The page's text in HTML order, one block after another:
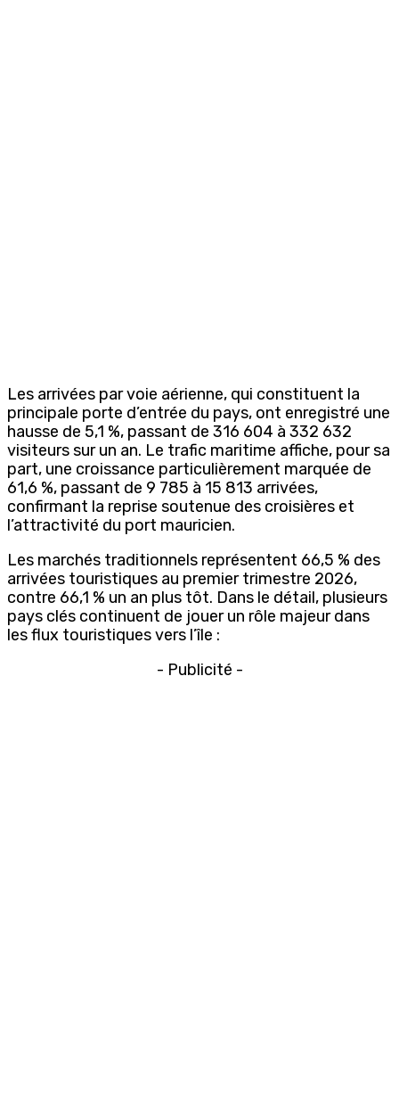
Les arrivées par voie aérienne, qui constituent la
principale porte d’entrée du pays, ont enregistré une
hausse de 5,1 %, passant de 316 604 à 332 632
visiteurs sur un an. Le trafic maritime affiche, pour sa
part, une croissance particulièrement marquée de
61,6 %, passant de 9 785 à 15 813 arrivées,
confirmant la reprise soutenue des croisières et
l’attractivité du port mauricien.
Les marchés traditionnels représentent 66,5 % des
arrivées touristiques au premier trimestre 2026,
contre 66,1 % un an plus tôt. Dans le détail, plusieurs
pays clés continuent de jouer un rôle majeur dans
les flux touristiques vers l’île :
- Publicité -